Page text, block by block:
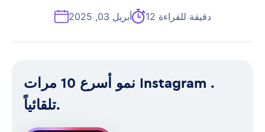
أبريل 03, 2025 12 دقيقة للقراءة
نمو أسرع 10 مرات Instagram .
تلقائياً.